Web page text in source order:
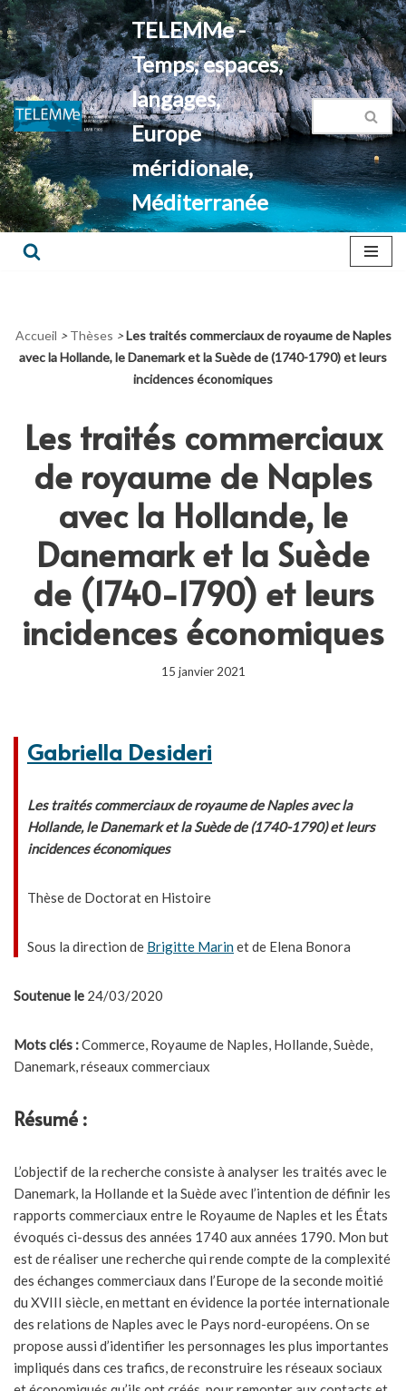
Aller
au
contenu
TELEMMe -
Temps, espaces,
langages,
Europe
méridionale,
Méditerranée
Accueil > Thèses > Les traités commerciaux de royaume de Naples
avec la Hollande, le Danemark et la Suède de (1740-1790) et leurs
incidences économiques
Les traités commerciaux
de royaume de Naples
avec la Hollande, le
Danemark et la Suède
de (1740-1790) et leurs
incidences économiques
15 janvier 2021
Gabriella Desideri
Les traités commerciaux de royaume de Naples avec la
Hollande, le Danemark et la Suède de (1740-1790) et leurs
incidences économiques
Thèse de Doctorat en Histoire
Sous la direction de Brigitte Marinet de Elena Bonora
Soutenue le 24/03/2020
Mots clés :Commerce, Royaume de Naples, Hollande, Suède,
Danemark, réseaux commerciaux
Résumé :
L’objectif de la recherche consiste à analyser les traités avec le
Danemark, la Hollande et la Suède avec l’intention de définir les
rapports commerciaux entre le Royaume de Naples et les États
évoqués ci-dessus des années 1740 aux années 1790. Mon but
est de réaliser une recherche qui rende compte de la complexité
des échanges commerciaux dans l’Europe de la seconde moitié
du XVIII siècle, en mettant en évidence la portée internationale
des relations de Naples avec le Pays nord-européens. On se
propose aussi d’identifier les personnages les plus importantes
impliqués dans ces trafics, de reconstruire les réseaux sociaux